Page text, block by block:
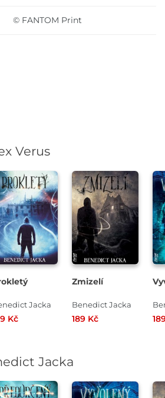
© FANTOM Print
Verus
Jacka
Kč
Zmizelí
Benedict Jacka
189 Kč
Jacka